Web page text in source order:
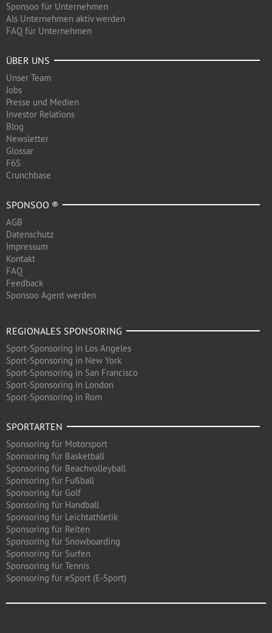
Sponsoo für Unternehmen
Als Unternehmen aktiv werden
FAQ für Unternehmen
ÜBER UNS
Unser Team
Jobs
Presse und Medien
Investor Relations
Blog
Newsletter
Glossar
F6S
Crunchbase
SPONSOO ®
AGB
Datenschutz
Impressum
Kontakt
FAQ
Feedback
Sponsoo Agent werden
REGIONALES SPONSORING
Sport-Sponsoring in Los Angeles
Sport-Sponsoring in New York
Sport-Sponsoring in San Francisco
Sport-Sponsoring in London
Sport-Sponsoring in Rom
SPORTARTEN
Sponsoring für Motorsport
Sponsoring für Basketball
Sponsoring für Beachvolleyball
Sponsoring für Fußball
Sponsoring für Golf
Sponsoring für Handball
Sponsoring für Leichtathletik
Sponsoring für Reiten
Sponsoring für Snowboarding
Sponsoring für Surfen
Sponsoring für Tennis
Sponsoring für eSport (E-Sport)